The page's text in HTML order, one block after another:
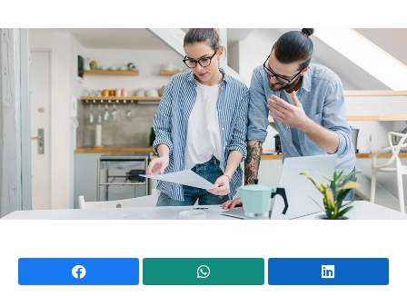
Facebook WhatsApp